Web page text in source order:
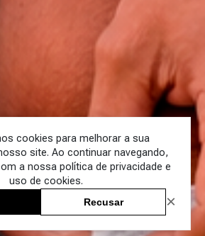
cookies para melhorar a sua
site. Ao continuar navegando,
a nossa política de privacidade e
uso de cookies.
Recusar ×